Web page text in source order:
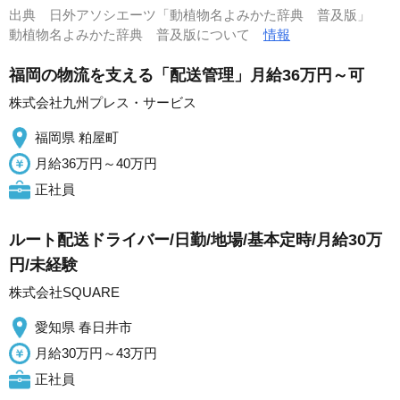
出典
日外アソシエーツ「動植物名よみかた辞典 普及版」
動植物名よみかた辞典 普及版について情報
福岡の物流を支える「配送管理」月給36万円～可
株式会社九州プレス・サービス
福岡県 粕屋町
月給36万円～40万円
正社員
ルート配送ドライバー/日勤/地場/基本定時/月給30万
円/未経験
株式会社SQUARE
愛知県 春日井市
月給30万円～43万円
正社員